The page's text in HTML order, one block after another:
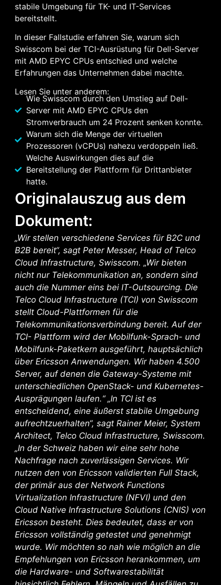
stabile Umgebung für TK- und IT-Services
bereitstellt.
In dieser Fallstudie erfahren Sie, warum sich
Swisscom bei der TCI-Ausrüstung für Dell-Server
mit AMD EPYC CPUs entschied und welche
Erfahrungen das Unternehmen dabei machte.
Lesen Sie unter anderem:
Wie Swisscom durch den Umstieg auf Dell-
Server mit AMD EPYC CPUs den
Stromverbrauch um 24 Prozent senken konnte.
Warum sich die Menge der virtuellen
Prozessoren (vCPUs) nahezu verdoppeln ließ.
Welche Auswirkungen dies auf die
Bereitstellung der Plattform für Drittanbieter
hatte.
Originalauszug aus dem
Dokument:
„Wir stellen verschiedene Services für B2C und
B2B bereit“, sagt Peter Messer, Head of Telco
Cloud Infrastructure, Swisscom. „Wir bieten
nicht nur Telekommunikation an, sondern sind
auch die Nummer eins bei IT-Outsourcing. Die
Telco Cloud Infrastructure (TCI) von Swisscom
stellt Cloud-Plattformen für die
Telekommunikationsverbindung bereit. Auf der
TCI- Plattform wird der Mobilfunk-Sprach- und
Mobilfunk-Paketkern ausgeführt, hauptsächlich
über Ericsson Anwendungen. Wir haben 4.500
Server, auf denen die Gateway-Systeme mit
unterschiedlichen OpenStack- und Kubernetes-
Ausprägungen laufen.“ „In TCI ist es
entscheidend, eine äußerst stabile Umgebung
aufrechtzuerhalten“, sagt Rainer Meier, System
Architect, Telco Cloud Infrastructure, Swisscom.
„In der Schweiz haben wir eine sehr hohe
Nachfrage nach zuverlässigen Services. Wir
nutzen den von Ericsson validierten Full Stack,
der primär aus der Network Functions
Virtualization Infrastructure (NFVI) und den
Cloud Native Infrastructure Solutions (CNIS) von
Ericsson besteht. Dies bedeutet, dass er von
Ericsson vollständig getestet und genehmigt
wurde. Wir möchten so nah wie möglich an die
Empfehlungen von Ericsson herankommen, um
die Hardware- und Softwarestabilität